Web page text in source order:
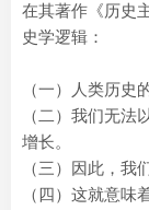
在其著作《历史
史学逻辑：
（一）人类历史
（二）我们无
增长。
（三）因此，我
（四）这就意